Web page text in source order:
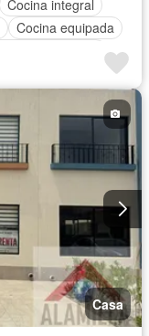
Cocina integral
Cocina equipada
Caseta de vigilancia
Casa